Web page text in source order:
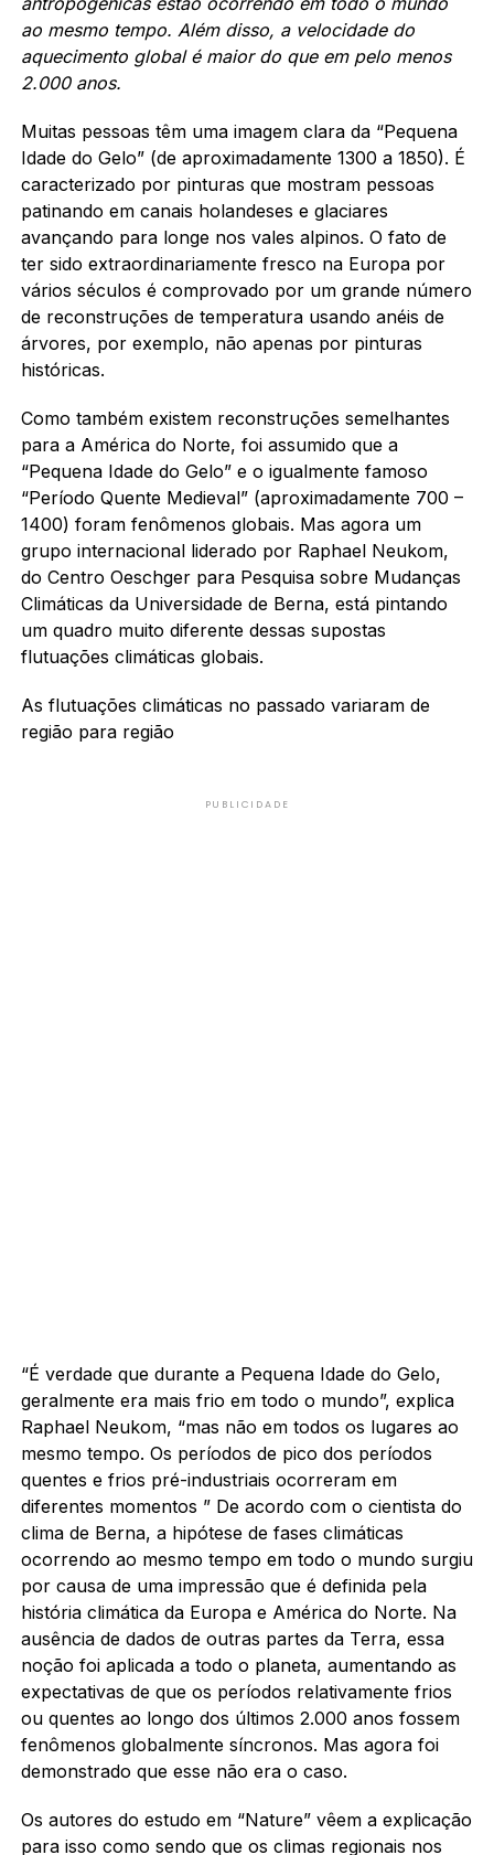
ao mesmo tempo. Além disso, a velocidade do
aquecimento global é maior do que em pelo menos
2.000 anos.
Muitas pessoas têm uma imagem clara da “Pequena
Idade do Gelo” (de aproximadamente 1300 a 1850). É
caracterizado por pinturas que mostram pessoas
patinando em canais holandeses e glaciares
avançando para longe nos vales alpinos. O fato de
ter sido extraordinariamente fresco na Europa por
vários séculos é comprovado por um grande número
de reconstruções de temperatura usando anéis de
árvores, por exemplo, não apenas por pinturas
históricas.
Como também existem reconstruções semelhantes
para a América do Norte, foi assumido que a
“Pequena Idade do Gelo” e o igualmente famoso
“Período Quente Medieval” (aproximadamente 700 –
1400) foram fenômenos globais. Mas agora um
grupo internacional liderado por Raphael Neukom,
do Centro Oeschger para Pesquisa sobre Mudanças
Climáticas da Universidade de Berna, está pintando
um quadro muito diferente dessas supostas
flutuações climáticas globais.
As flutuações climáticas no passado variaram de
região para região
PUBLICIDADE
“É verdade que durante a Pequena Idade do Gelo,
geralmente era mais frio em todo o mundo”, explica
Raphael Neukom, “mas não em todos os lugares ao
mesmo tempo. Os períodos de pico dos períodos
quentes e frios pré-industriais ocorreram em
diferentes momentos ” De acordo com o cientista do
clima de Berna, a hipótese de fases climáticas
ocorrendo ao mesmo tempo em todo o mundo surgiu
por causa de uma impressão que é definida pela
história climática da Europa e América do Norte. Na
ausência de dados de outras partes da Terra, essa
noção foi aplicada a todo o planeta, aumentando as
expectativas de que os períodos relativamente frios
ou quentes ao longo dos últimos 2.000 anos fossem
fenômenos globalmente síncronos. Mas agora foi
demonstrado que esse não era o caso.
Os autores do estudo em “Nature” vêem a explicação
para isso como sendo que os climas regionais nos